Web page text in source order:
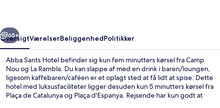
Næste
65+
OversigtVærelserBeliggenhedPolitikker
Abba Sants Hotel befinder sig kun fem minutters kørsel fra Camp
Nou og La Rambla. Du kan slappe af med en drink i baren/loungen,
ligesom kaffebaren/caféen er et oplagt sted at få lidt at spise. Dette
hotel med luksusfaciliteter ligger desuden kun 5 minutters kørsel fra
Plaça de Catalunya og Plaça d'Espanya. Rejsende har kun godt at